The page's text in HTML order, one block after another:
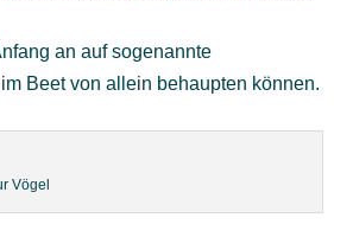
an auf sogenannte
Beet von allein behaupten können.
Vögel